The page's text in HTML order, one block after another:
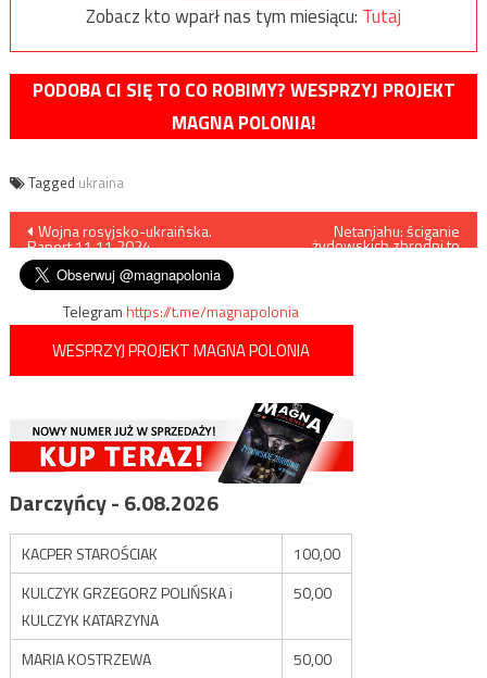
Zobacz kto wparł nas tym miesiącu: Tutaj
PODOBA CI SIĘ TO CO ROBIMY? WESPRZYJ PROJEKT
MAGNA POLONIA!
Tagged ukraina
Nawigacja
wpisu
Wojna rosyjsko-ukraińska.
Raport 11.11.2024
Netanjahu: ściganie
żydowskich zbrodni to
Telegramhttps://t.me/magnapolonia
WESPRZYJ PROJEKT MAGNA POLONIA
Darczyńcy - 6.08.2026
KACPER STAROŚCIAK
100,00
KULCZYK GRZEGORZ POLIŃSKA i
KULCZYK KATARZYNA
50,00
MARIA KOSTRZEWA 50,00